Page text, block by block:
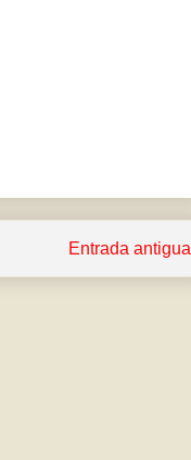
Entrada antigua